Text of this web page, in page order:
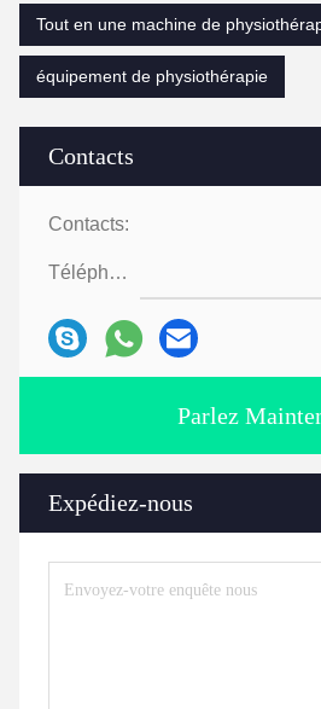
Contacts
Contacts:
Téléphone:
Parlez
Expédiez-nous
Tout en une machine de
équipement de physiothérapie